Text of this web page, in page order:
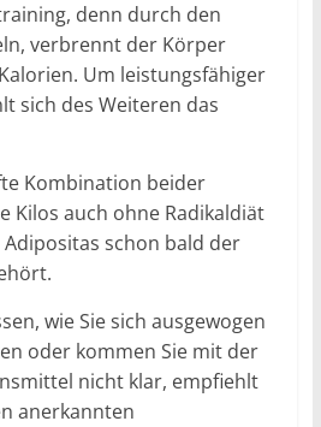
denn durch den
verbrennt der Körper
Um leistungsfähiger
sich des Weiteren das
Kombination beider
Kilos auch ohne Radikaldiät
schon bald der
wie Sie sich ausgewogen
oder kommen Sie mit der
nicht klar, empfiehlt
anerkannten